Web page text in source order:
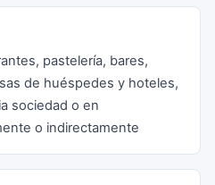
pastelería, bares,
de huéspedes y hoteles,
sociedad o en
o indirectamente